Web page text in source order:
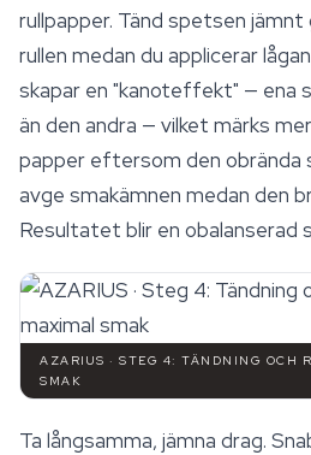
rullpapper. Tänd spetsen
rullen medan du applicerar
skapar en "kanoteffekt" — ena
än den andra — vilket märks
papper eftersom den
avge smakämnen medan den
Resultatet blir en obalanserad
AZARIUS · STEG 4: TÄNDNING OCH
SMAK
Ta långsamma, jämna drag.